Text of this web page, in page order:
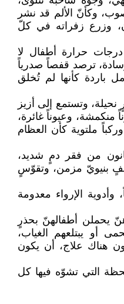
وكأنّ الألم قد نشر
وزرع زفراته في كلّ
درجات حرارة أطفال لا
ترصد قفصاً صدرياً
باردة كأنها لم تُخلق
وتستمع إلى أزيز
منكمشة، وعيوناً غائرة،
ملتوية كأن العظام
من فقر دمٍ شديد،
بنيويّ مزمن، وتقوّسٍ
وأدوية الإرواء معدومة
يحملن أطفالهنّ بحذرٍ
أو يبتلعهم الغياب،
هناك علاج، أن يكون
التي تشوّه فيها كل